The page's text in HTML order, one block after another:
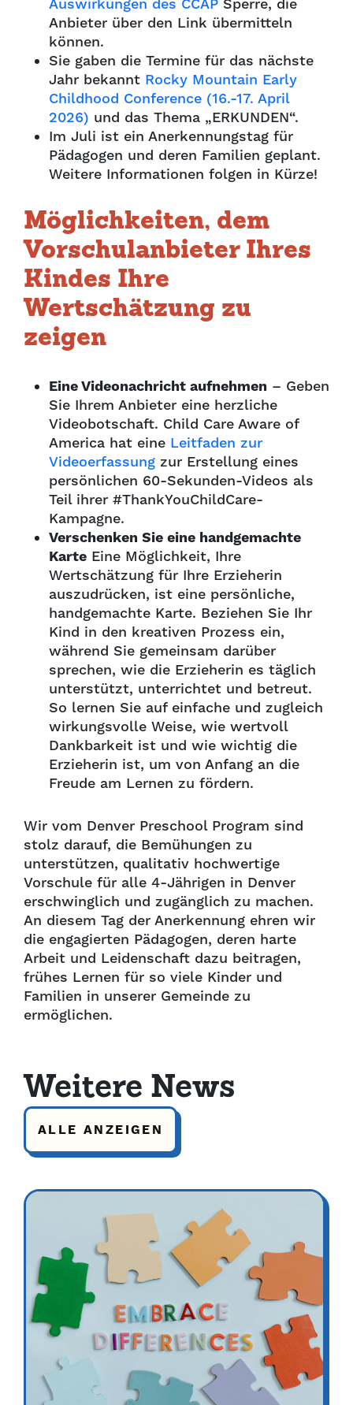
Auswirkungen des CCAP Sperre, die
Anbieter über den Link übermitteln
können.
Sie gaben die Termine für das nächste
Jahr bekannt Rocky Mountain Early
Childhood Conference (16.-17. April
2026) und das Thema „ERKUNDEN“.
Im Juli ist ein Anerkennungstag für
Pädagogen und deren Familien geplant.
Weitere Informationen folgen in Kürze!
Möglichkeiten, dem
Vorschulanbieter Ihres
Kindes Ihre
Wertschätzung zu
zeigen
Eine Videonachricht aufnehmen – Geben
Sie Ihrem Anbieter eine herzliche
Videobotschaft. Child Care Aware of
America hat eine Leitfaden zur
Videoerfassung zur Erstellung eines
persönlichen 60-Sekunden-Videos als
Teil ihrer #ThankYouChildCare-
Kampagne.
Verschenken Sie eine handgemachte
Karte Eine Möglichkeit, Ihre
Wertschätzung für Ihre Erzieherin
auszudrücken, ist eine persönliche,
handgemachte Karte. Beziehen Sie Ihr
Kind in den kreativen Prozess ein,
während Sie gemeinsam darüber
sprechen, wie die Erzieherin es täglich
unterstützt, unterrichtet und betreut.
So lernen Sie auf einfache und zugleich
wirkungsvolle Weise, wie wertvoll
Dankbarkeit ist und wie wichtig die
Erzieherin ist, um von Anfang an die
Freude am Lernen zu fördern.
Wir vom Denver Preschool Program sind
stolz darauf, die Bemühungen zu
unterstützen, qualitativ hochwertige
Vorschule für alle 4-Jährigen in Denver
erschwinglich und zugänglich zu machen.
An diesem Tag der Anerkennung ehren wir
die engagierten Pädagogen, deren harte
Arbeit und Leidenschaft dazu beitragen,
frühes Lernen für so viele Kinder und
Familien in unserer Gemeinde zu
ermöglichen.
Weitere News
ALLE ANZEIGEN